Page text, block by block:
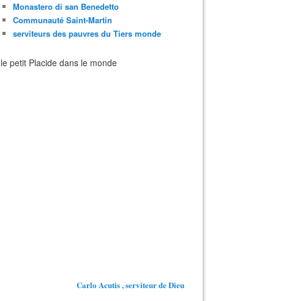
Monastero di san Benedetto
Communauté Saint-Martin
serviteurs des pauvres du Tiers monde
le petit Placide dans le monde
Carlo Acutis , serviteur de Dieu